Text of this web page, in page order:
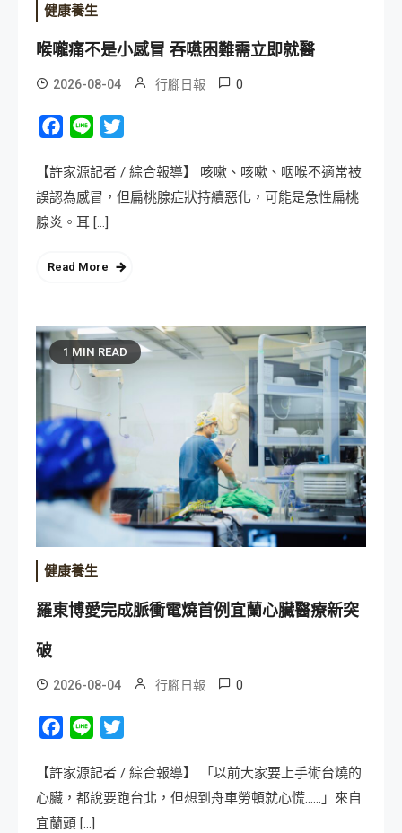
健康養生
喉嚨痛不是小感冒 吞嚥困難需立即就醫
2026-08-04 行腳日報 0
Facebook
Line
【許家源記者 / 綜合報導】 咳嗽、咳嗽、咽喉不適常被
誤認為感冒，但扁桃腺症狀持續惡化，可能是急性扁桃
腺炎。耳 […]
Read More
1 MIN READ
健康養生
羅東博愛完成脈衝電燒首例宜蘭心臟醫療新突
破
2026-08-04 行腳日報 0
Facebook
Line
【許家源記者 / 綜合報導】 「以前大家要上手術台燒的
心臟，都說要跑台北，但想到舟車勞頓就心慌……」來自
宜蘭頭 […]